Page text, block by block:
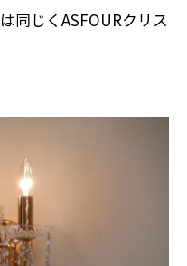
同じくASFOURクリス